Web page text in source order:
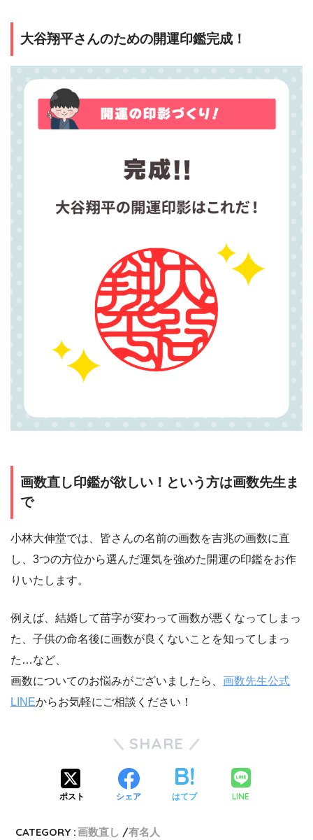
大谷翔平さんのための開運印鑑完成！
画数直し印鑑が欲しい！という方は画数先生ま
で
小林大伸堂では、皆さんの名前の画数を吉兆の画数に直
し、3つの方位から選んだ運気を強めた開運の印鑑をお作
りいたします。
例えば、結婚して苗字が変わって画数が悪くなってしまっ
た、子供の命名後に画数が良くないことを知ってしまっ
た…など、
画数についてのお悩みがございましたら、 画数先生公式
LINEからお気軽にご相談ください！
SHARE
ポスト シェア はてブ LINE
CATEGORY :画数直し
有名人